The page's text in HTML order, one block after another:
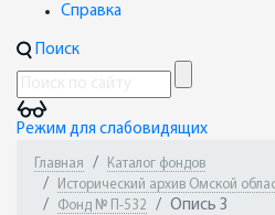
Справка
Поиск
Режим для слабовидящих
Главная
Каталог фондов
Исторический архив Омской
Фонд № П-532
Опись 3